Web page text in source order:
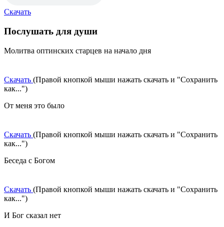
Скачать
Послушать для души
Молитва оптинских старцев на начало дня
Скачать (Правой кнопкой мыши нажать скачать и "Сохранить
как...")
От меня это было
Скачать (Правой кнопкой мыши нажать скачать и "Сохранить
как...")
Беседа с Богом
Скачать (Правой кнопкой мыши нажать скачать и "Сохранить
как...")
И Бог сказал нет